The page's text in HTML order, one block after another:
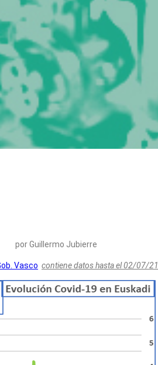
por Guillermo Jubierre
Vasco contiene datos hasta el 02/07/21